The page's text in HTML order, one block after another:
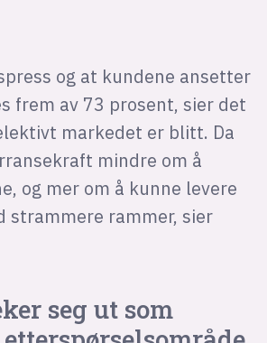
og at kundene ansetter
frem av 73 prosent, sier det
markedet er blitt. Da
mindre om å
og mer om å kunne levere
strammere rammer, sier
seg ut som